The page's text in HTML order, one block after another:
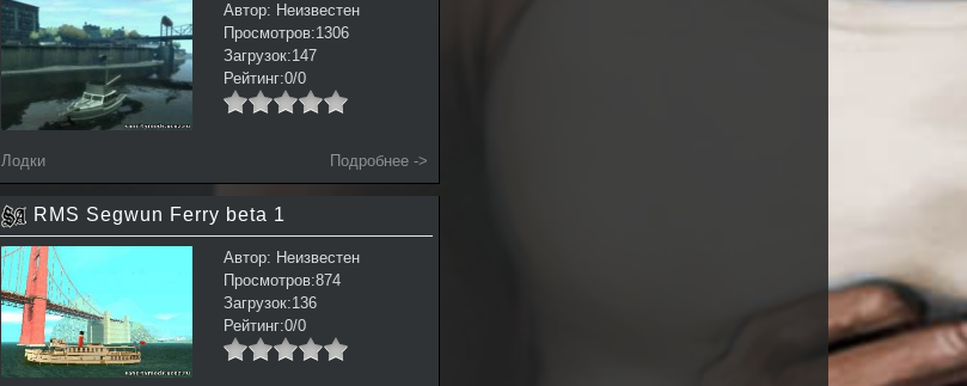
Автор: Неизвестен
Просмотров:1306
Загрузок:147
Рейтинг:0/0
Лодки Подробнее ->
RMS Segwun Ferry beta 1
Автор: Неизвестен
Просмотров:874
Загрузок:136
Рейтинг:0/0